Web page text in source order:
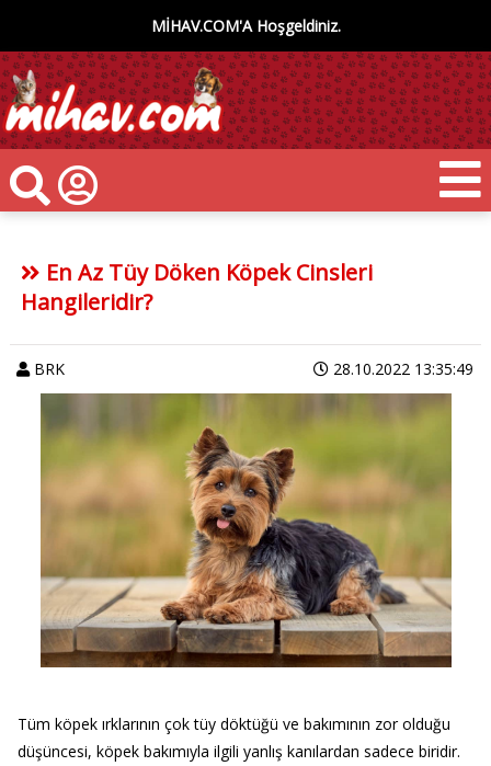
MİHAV.COM'A Hoşgeldiniz.
En Az Tüy Döken Köpek Cinsleri
Hangileridir?
BRK 28.10.2022 13:35:49
Tüm köpek ırklarının çok tüy döktüğü ve bakımının zor olduğu
düşüncesi, köpek bakımıyla ilgili yanlış kanılardan sadece biridir.